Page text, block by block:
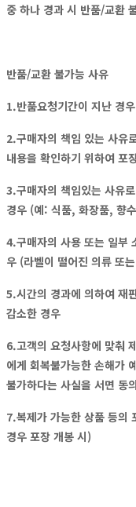
중 하나 경과 시 반품/교환
반품/교환 불가능 사유
1.반품요청기간이 지난 경우
2.구매자의 책임 있는 사유
내용을 확인하기 위하여 포
3.구매자의 책임있는 사유
경우 (예: 식품, 화장품, 향
4.구매자의 사용 또는 일부
우 (라벨이 떨어진 의류 또
5.시간의 경과에 의하여 재
감소한 경우
6.고객의 요청사항에 맞춰
에게 회복불가능한 손해가
불가하다는 사실을 서면 동
7.복제가 가능한 상품 등의
경우 포장 개봉 시)